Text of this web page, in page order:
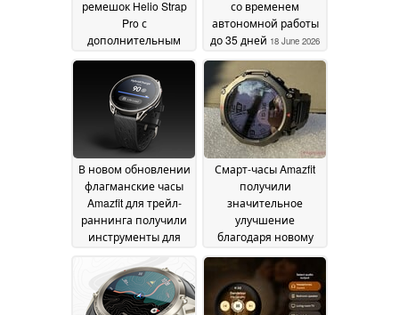
ремешок Helio Strap
Pro с
дополнительным
18 June 2026
со временем
автономной работы
до 35 дней 18 June 2026
В новом обновлении
флагманские часы
Amazfit для трейл-
раннинга получили
инструменты для
усовершенствованный
мониторинг энергии
18 June 2026
Смарт-часы Amazfit
получили
значительное
улучшение
благодаря новому
программного
обеспечения
18 June
2026